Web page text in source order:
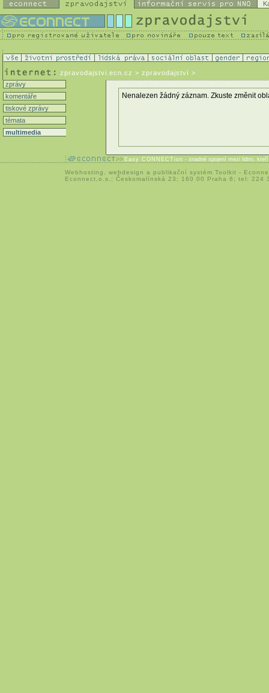
zpravodajstvi.ecn.cz > zpravodajství >
zprávy
komentáře
tiskové zprávy
témata
multimedia
Nenalezen žádný záznam. Zkuste změnit
Easy CONNECTion - snadné spojení mezi lidmi,
Webhosting webdesign a publikační systém Toolkit -
Econnect,o.s.; Českomalínská 23; 160 00 Praha 6; tel: 224